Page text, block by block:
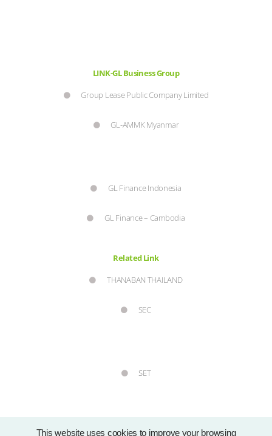
This website uses cookies to improve your browsing
LINK-GL Business Group
Group Lease Public Company Limited
GL-AMMK Myanmar
GL Finance Indonesia
GL Finance – Cambodia
Related Link
THANABAN THAILAND
SEC
SET